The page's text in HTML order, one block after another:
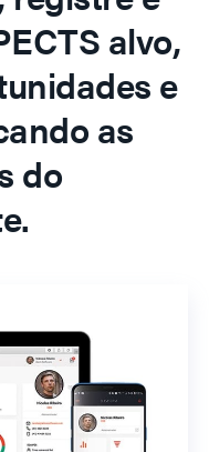
alvo,
e
as
do